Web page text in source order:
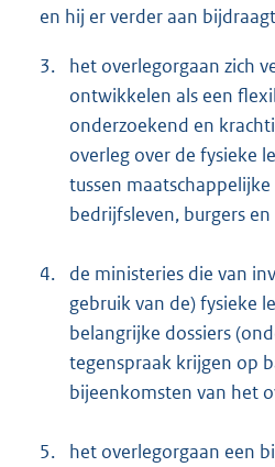
en hij er verder aan
3.
het overlegorgaan zich
ontwikkelen als een
onderzoekend en
overleg over de fysieke
tussen
bedrijfsleven, burgers
4.
de ministeries die van
gebruik van de) fysieke
belangrijke dossiers
tegenspraak krijgen op
bijeenkomsten van het
5.
het overlegorgaan een